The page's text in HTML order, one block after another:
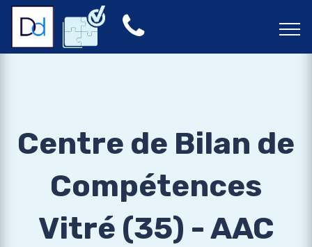
Centre de Bilan de
Compétences
Vitré (35) - AAC